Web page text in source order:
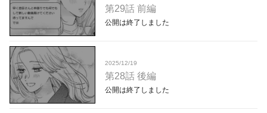
第29話 前編
公開は終了しました
2025/12/19
第28話 後編
公開は終了しました